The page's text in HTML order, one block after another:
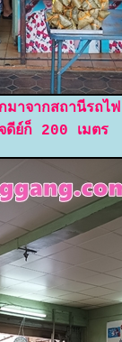
าจากสถานีรถไ
ดีย์ก็ 200 เมตร